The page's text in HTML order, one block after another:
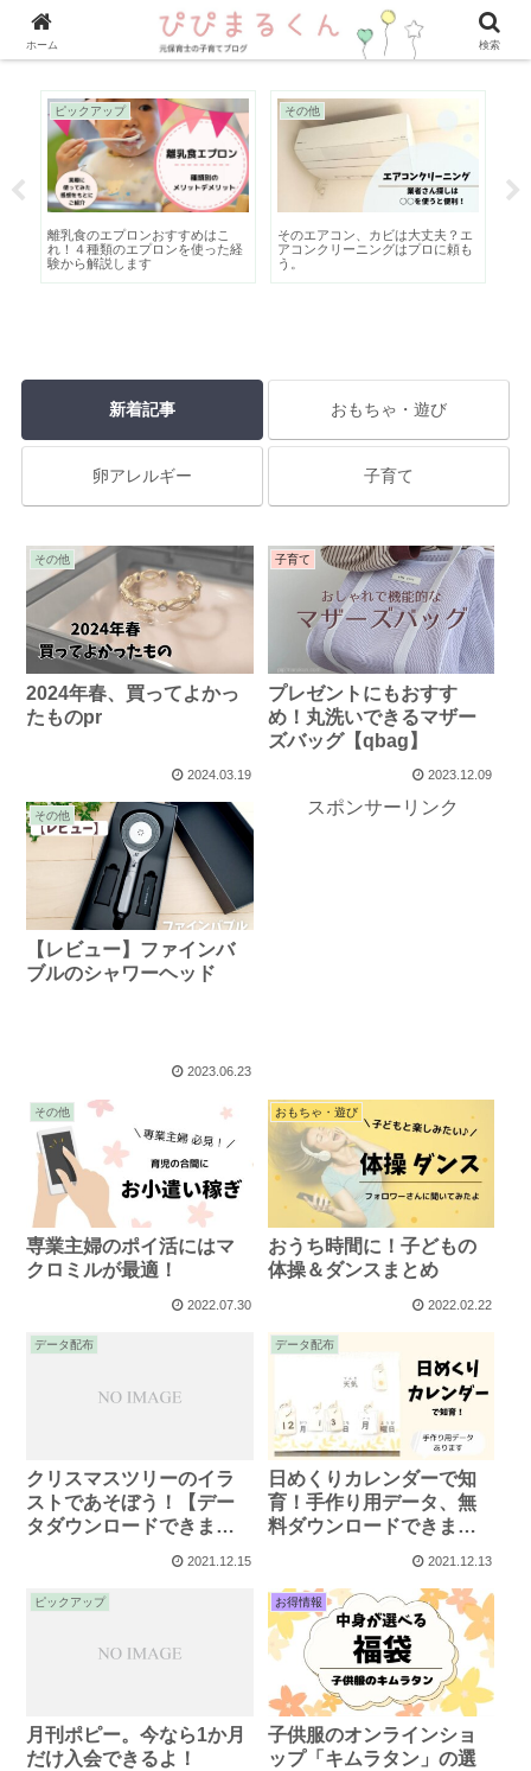
ピックアップ
離乳食のエプロンおすすめはこ
れ！４種類のエプロンを使った経
験から解説します
その他
そのエアコン、カビは大丈夫？エ
アコンクリーニングはプロに頼も
う。
新着記事 おもちゃ・遊び
卵アレルギー 子育て
その他
2024年春、買ってよかっ
たものpr
2024.03.19
子育て
プレゼントにもおすす
め！丸洗いできるマザー
ズバッグ【qbag】
2023.12.09
その他
【レビュー】ファインバ
ブルのシャワーヘッド
2023.06.23
スポンサーリンク
その他
専業主婦のポイ活にはマ
クロミルが最適！
2022.07.30
おもちゃ・遊び
おうち時間に！子どもの
体操＆ダンスまとめ
2022.02.22
データ配布
クリスマスツリーのイラ
ストであそぼう！【デー
タダウンロードできま
2021.12.15
データ配布
日めくりカレンダーで知
育！手作り用データ、無
料ダウンロードできま
2021.12.13
ピックアップ
月刊ポピー。今なら1か月
だけ入会できるよ！
お得情報
子供服のオンラインショ
ップ「キムラタン」の選
ホーム 検索